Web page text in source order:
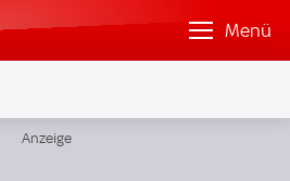
Menü